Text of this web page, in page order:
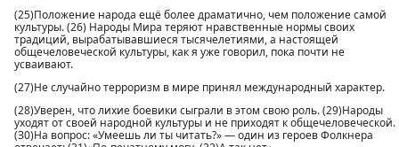
(25)Положение народа ещё более драматично, чем положение самой
культуры. (26) Народы Мира теряют нравственные нормы своих
традиций, вырабатывавшиеся тысячелетиями, а настоящей
общечеловеческой культуры, как я уже говорил, пока почти не
усваивают.
(27)Не случайно терроризм в мире принял международный характер.
(28)Уверен, что лихие боевики сыграли в этом свою роль. (29)Народы
уходят от своей народной культуры и не приходят к общечеловеческой.
(З0)На вопрос: «Умеешь ли ты читать?» — один из героев Фолкнера